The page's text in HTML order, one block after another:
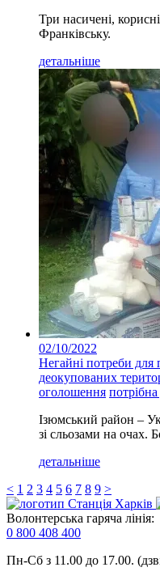
Три насичені,
Франківську.
детальніше
02/10/2022
Негайні потреби для
деокупованих
оголошення
Ізюмський район –
зі сльозами на
детальніше
< 1 2 3 4 5 6 7 8 9 >
Волонтерська гаряча лінія:
0 800 408 400
Пн-Сб з 11.00 до 17.00.